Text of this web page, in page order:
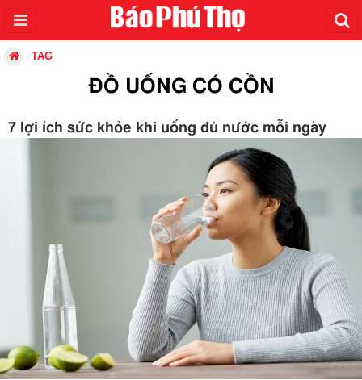
TAG
ĐỒ UỐNG CÓ CỒN
7 lợi ích sức khỏe khi uống đủ nước mỗi ngày